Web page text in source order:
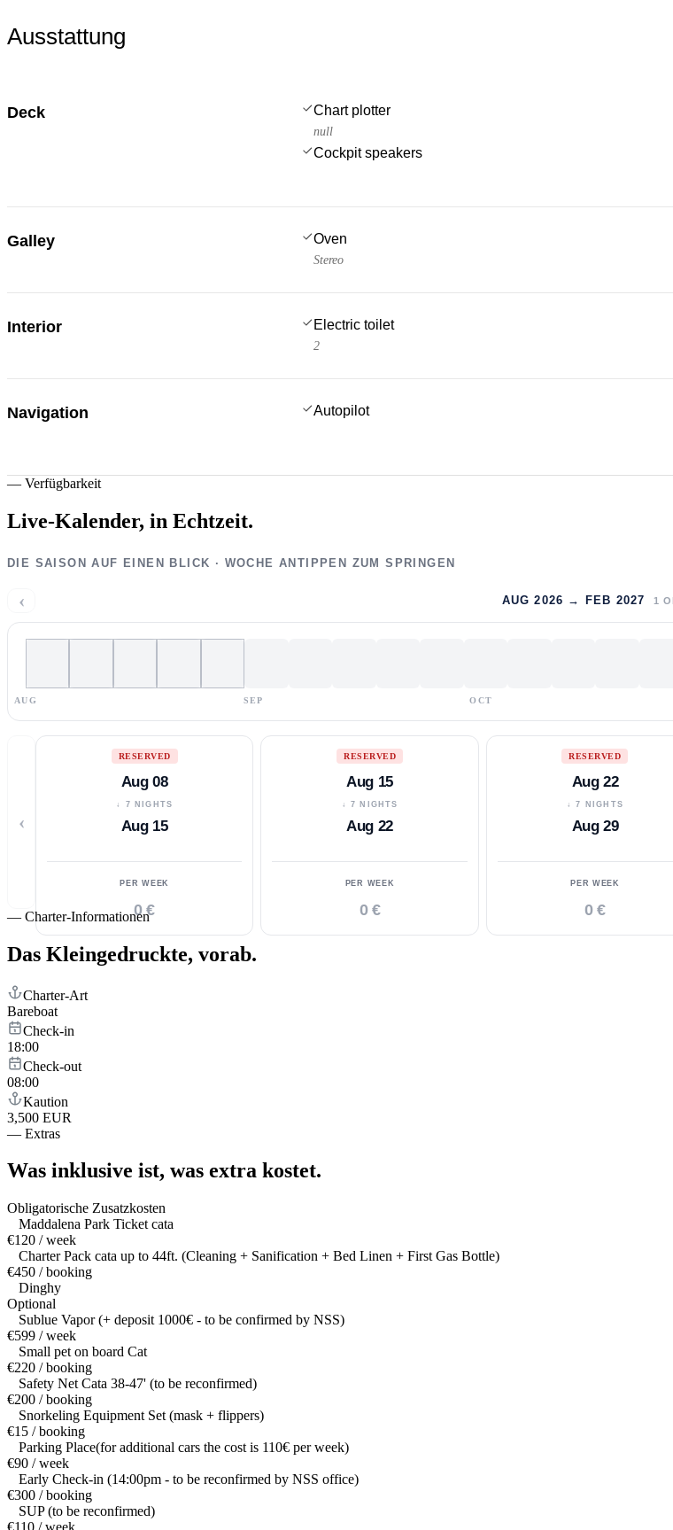
Ausstattung
Deck Chart plotter
null
Cockpit speakers
Galley Oven
Stereo
Interior Electric toilet
2
Navigation Autopilot
— Verfügbarkeit
Live-Kalender, in Echtzeit.
DIE SAISON AUF EINEN BLICK · WOCHE ANTIPPEN ZUM SPRINGEN
‹ AUG 2026 → FEB 2027 1
AUG SEP OCT
‹
RESERVED
Aug 08
↓ 7 NIGHTS
Aug 15
PER WEEK
0 €
RESERVED
Aug 15
↓ 7 NIGHTS
Aug 22
PER WEEK
0 €
RESERVED
Aug 22
↓ 7 NIGHTS
Aug 29
PER WEEK
0 €
— Charter-Informationen
Das Kleingedruckte, vorab.
Charter-Art
Bareboat
Check-in
18:00
Check-out
08:00
Kaution
3,500 EUR
— Extras
Was inklusive ist, was extra kostet.
Obligatorische Zusatzkosten
Maddalena Park Ticket cata
€120 / week
Charter Pack cata up to 44ft. (Cleaning + Sanification + Bed Linen + First Gas Bottle)
€450 / booking
Dinghy
Optional
Sublue Vapor (+ deposit 1000€ - to be confirmed by NSS)
€599 / week
Small pet on board Cat
€220 / booking
Safety Net Cata 38-47' (to be reconfirmed)
€200 / booking
Snorkeling Equipment Set (mask + flippers)
€15 / booking
Parking Place(for additional cars the cost is 110€ per week)
€90 / week
Early Check-in (14:00pm - to be reconfirmed by NSS office)
€300 / booking
SUP (to be reconfirmed)